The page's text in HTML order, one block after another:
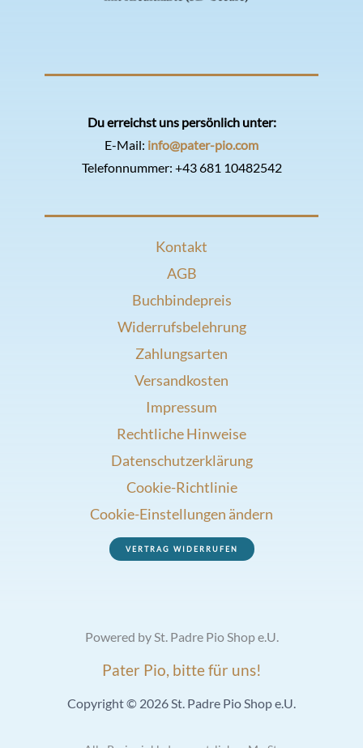
Du erreichst uns persönlich unter:
E-Mail: info@pater-pio.com
Telefonnummer: +43 681 10482542
Kontakt
AGB
Buchbindepreis
Widerrufsbelehrung
Zahlungsarten
Versandkosten
Impressum
Rechtliche Hinweise
Datenschutzerklärung
Cookie-Richtlinie
Cookie-Einstellungen ändern
VERTRAG WIDERRUFEN
Powered by St. Padre Pio Shop e.U.
Pater Pio, bitte für uns!
Copyright © 2026 St. Padre Pio Shop e.U.